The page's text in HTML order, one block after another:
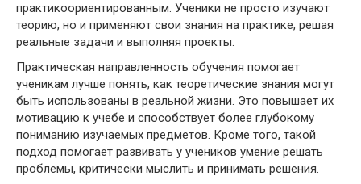
практикоориентированным. Ученики не просто изучают
теорию, но и применяют свои знания на практике, решая
реальные задачи и выполняя проекты.
Практическая направленность обучения помогает
ученикам лучше понять, как теоретические знания могут
быть использованы в реальной жизни. Это повышает их
мотивацию к учебе и способствует более глубокому
пониманию изучаемых предметов. Кроме того, такой
подход помогает развивать у учеников умение решать
проблемы, критически мыслить и принимать решения.